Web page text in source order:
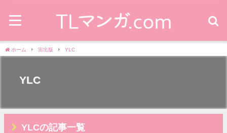
ホーム 宙出版 YLC
YLC
YLCの記事一覧